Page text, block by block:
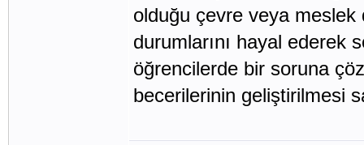
olduğu çevre veya meslek
durumlarını hayal ederek
öğrencilerde bir soruna
becerilerinin geliştirilmesi